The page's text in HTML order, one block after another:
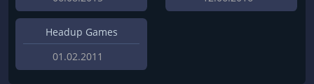
Headup Games
01.02.2011